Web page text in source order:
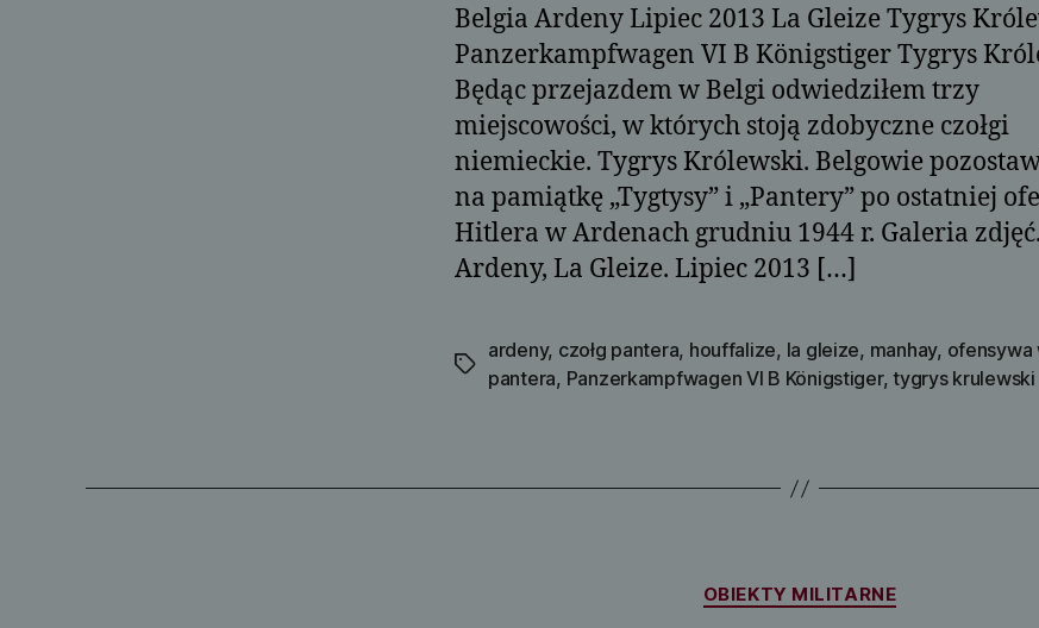
Belgia Ardeny Lipiec 2013 La Gleize Tygrys
Panzerkampfwagen VI B Königstiger Tygrys
Będąc przejazdem w Belgi odwiedziłem trzy
miejscowości, w których stoją zdobyczne czołgi
niemieckie. Tygrys Królewski. Belgowie
na pamiątkę „Tygtysy” i „Pantery” po ostatniej
Hitlera w Ardenach grudniu 1944 r. Galeria
Ardeny, La Gleize. Lipiec 2013 […]
Tagi
ardeny, czołg pantera, houffalize, la gleize, manhay, ofensywa
pantera, Panzerkampfwagen VI B Königstiger,tygrys krulewski
Kategorie
OBIEKTY MILITARNE